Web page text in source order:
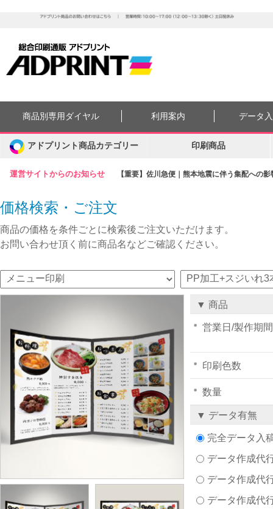
運営サイトからのお知らせ 【重要】佐川急便｜熊本地震に伴う集配への
商品別専用ダイヤル 利用案内 データ
アドプリント商品カテゴリー 印刷商品
価格検索・ご注文
商品の価格を条件ごとに検索後ご注文いただけます。
お問い合わせ頂く前に商品名などご確認ください。
▼ 商品
営業日/製作期間
印刷色数
数量
▼ データ有無
完全データ入
データ作成代
データ作成代
データ作成代